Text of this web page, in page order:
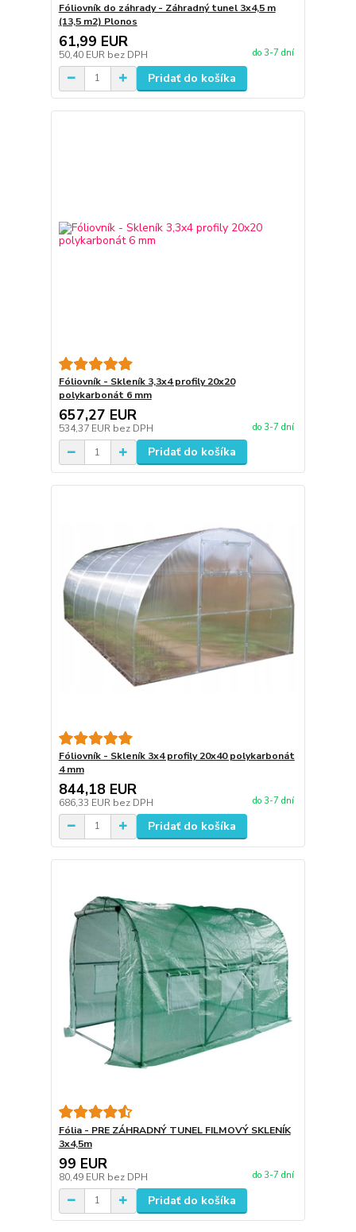
Fóliovník do záhrady - Záhradný tunel 3x4,5 m
(13,5 m2) Plonos
61,99 EUR
50,40 EUR bez DPH do 3-7 dní
Pridať do košíka
Fóliovník - Skleník 3,3x4 profily 20x20
polykarbonát 6 mm
657,27 EUR
534,37 EUR bez DPH do 3-7 dní
Pridať do košíka
Fóliovník - Skleník 3x4 profily 20x40 polykarbonát
4 mm
844,18 EUR
686,33 EUR bez DPH do 3-7 dní
Pridať do košíka
Fólia - PRE ZÁHRADNÝ TUNEL FILMOVÝ SKLENÍK
3x4,5m
99 EUR
80,49 EUR bez DPH do 3-7 dní
Pridať do košíka